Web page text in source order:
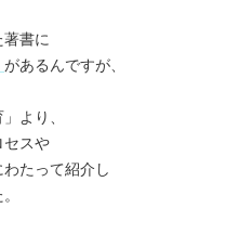
書に
があるんですが、
より、
スや
たって紹介し